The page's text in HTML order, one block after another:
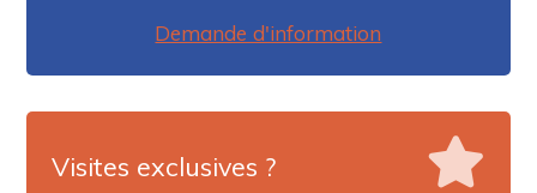
Demande d'information
Visites exclusives ?